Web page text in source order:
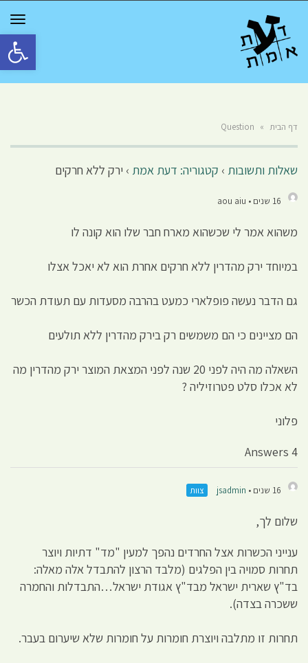
פתח
דף הבית »
Question
שאלות ותשובות › קטגוריה: דעת אמת › ירק ללא חרקים
16 שנים • aou aiu
משהוא אמר לי שכשהוא מארח חבר שלו הוא קונה לו
במיוחד ירק מהדרין ללא חרקים אחרת הוא לא יאכל אצלו
גם הדבר נעשה פופלארי כמעט בהרבה מסעדות עם תעודת הכשר
הם מציינים כי הם משמשים רק בירק מהדרין ללא תולעים
השאלה מה היה לפני 20 שנה לפני המצאת המוצר ירק מהדרין מה
לא אכלו סלט פטרוזיליה ?
פלוני
4 Answers
16 שנים • jsadmin צוות
שלום לך,
ענייני הכשרות אצל החרדים נהפך למעין "מד" דתיות ויוצר
תחרות סמויה בין הפלגים (מלבד הרצון להתבדל אלה מאלה:
בד"ץ שארית ישראל מבד"ץ אגודת ישראל…התבדלות והחמרה
ששכרה בצדה).
תחרות זו מתלבה ויוצרת חומרות על חומרות שלא שיערום בעבר.